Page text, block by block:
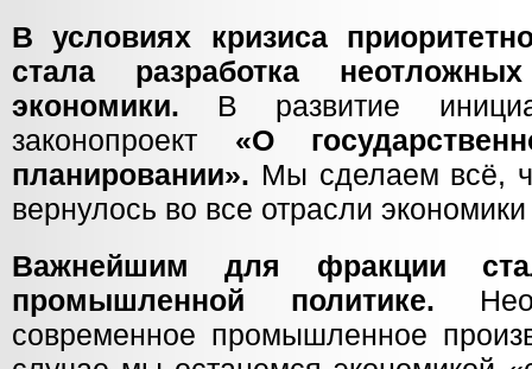
В условиях кризиса
стала разработка
экономики. В развитие
законопроект «О
планировании». Мы сделаем всё,
вернулось во все отрасли
Важнейшим для фракции
промышленной политике.
современное промышленное